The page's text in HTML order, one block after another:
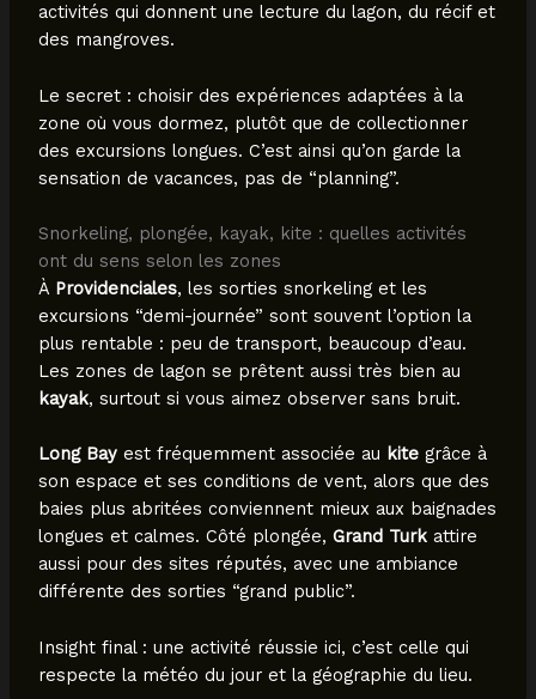
activités qui donnent une lecture du lagon, du récif et
des mangroves.
Le secret : choisir des expériences adaptées à la
zone où vous dormez, plutôt que de collectionner
des excursions longues. C’est ainsi qu’on garde la
sensation de vacances, pas de “planning”.
Snorkeling, plongée, kayak, kite : quelles activités
ont du sens selon les zones
À Providenciales, les sorties snorkeling et les
excursions “demi-journée” sont souvent l’option la
plus rentable : peu de transport, beaucoup d’eau.
Les zones de lagon se prêtent aussi très bien au
kayak, surtout si vous aimez observer sans bruit.
Long Bayest fréquemment associée au kitegrâce à
son espace et ses conditions de vent, alors que des
baies plus abritées conviennent mieux aux baignades
longues et calmes. Côté plongée, Grand Turkattire
aussi pour des sites réputés, avec une ambiance
différente des sorties “grand public”.
Insight final : une activité réussie ici, c’est celle qui
respecte la météo du jour et la géographie du lieu.